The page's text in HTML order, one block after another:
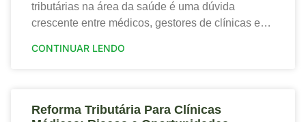
tributárias na área da saúde é uma dúvida
crescente entre médicos, gestores de clínicas e
financeira
CONTINUAR LENDO
Reforma Tributária Para Clínicas